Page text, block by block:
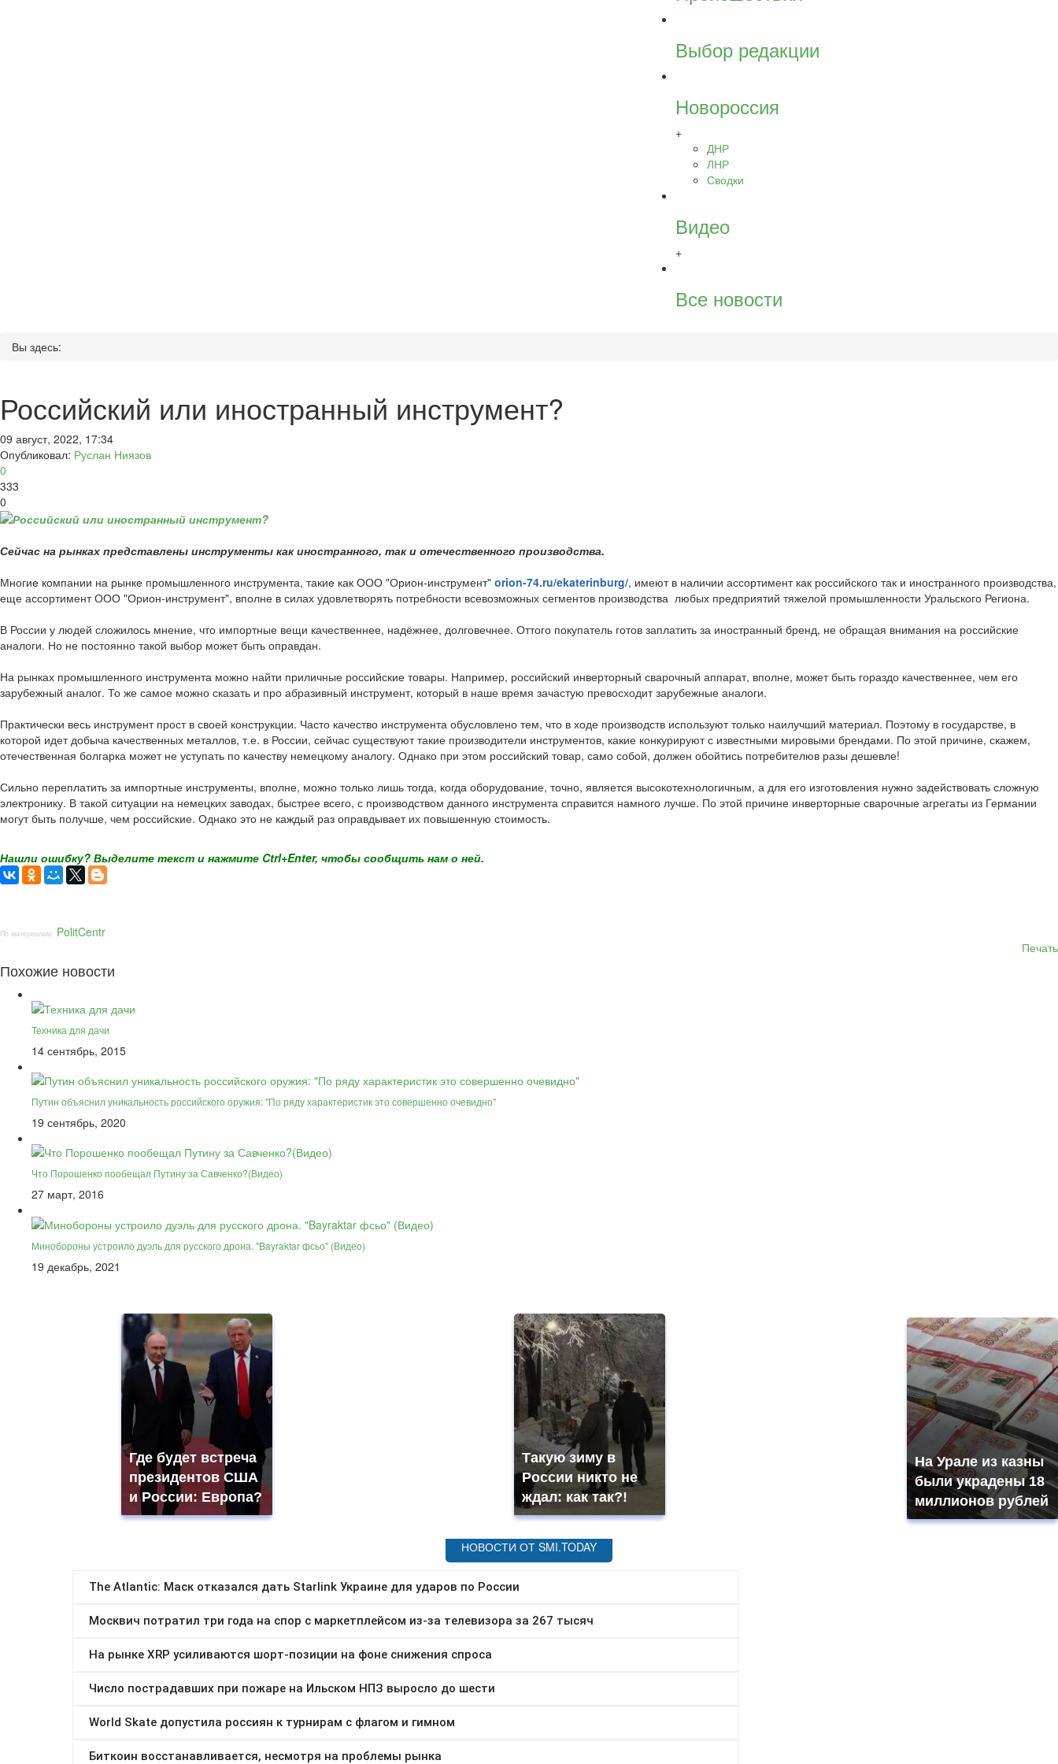
Выбор редакции
Новороссия
+
ДНР
ЛНР
Сводки
Видео
+
Все новости
Вы здесь:
Российский или иностранный инструмент?
09 август, 2022, 17:34
Опубликовал: Руслан Ниязов
0
333
0
Сейчас на рынках представлены инструменты как иностранного, так и отечественного производства.
Многие компании на рынке промышленного инструмента, такие как ООО "Орион-инструмент" orion-74.ru/ekaterinburg/, имеют в наличии ассортимент как российского так и иностранного производства,
еще ассортимент ООО "Орион-инструмент", вполне в силах удовлетворять потребности всевозможных сегментов производства любых предприятий тяжелой промышленности Уральского Региона.
В России у людей сложилось мнение, что импортные вещи качественнее, надёжнее, долговечнее. Оттого покупатель готов заплатить за иностранный бренд, не обращая внимания на российские
аналоги. Но не постоянно такой выбор может быть оправдан.
На рынках промышленного инструмента можно найти приличные российские товары. Например, российский инверторный сварочный аппарат, вполне, может быть гораздо качественнее, чем его
зарубежный аналог. То же самое можно сказать и про абразивный инструмент, который в наше время зачастую превосходит зарубежные аналоги.
Практически весь инструмент прост в своей конструкции. Часто качество инструмента обусловлено тем, что в ходе производств используют только наилучший материал. Поэтому в государстве, в
которой идет добыча качественных металлов, т.е. в России, сейчас существуют такие производители инструментов, какие конкурируют с известными мировыми брендами. По этой причине, скажем,
отечественная болгарка может не уступать по качеству немецкому аналогу. Однако при этом российский товар, само собой, должен обойтись потребителюв разы дешевле!
Сильно переплатить за импортные инструменты, вполне, можно только лишь тогда, когда оборудование, точно, является высокотехнологичным, а для его изготовления нужно задействовать сложную
электронику. В такой ситуации на немецких заводах, быстрее всего, с производством данного инструмента справится намного лучше. По этой причине инверторные сварочные агрегаты из Германии
могут быть получше, чем российские. Однако это не каждый раз оправдывает их повышенную стоимость.
Нашли ошибку? Выделите текст и нажмите Ctrl+Enter, чтобы сообщить нам о ней.
По материалам: PolitCentr
Печать
Похожие новости
Техника для дачи
14 сентябрь, 2015
Путин объяснил уникальность российского оружия: "По ряду характеристик это совершенно очевидно"
19 сентябрь, 2020
Что Порошенко пообещал Путину за Савченко?(Видео)
27 март, 2016
Минобороны устроило дуэль для русского дрона. "Bayraktar фсьо" (Видео)
19 декабрь, 2021
Где будет встреча
президентов США
и России: Европа?
Такую зиму в
России никто не
ждал: как так?!
На Урале из казны
были украдены 18
миллионов рублей